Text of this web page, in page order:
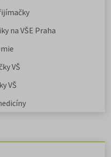
na VŠE Praha
VŠ
VŠ